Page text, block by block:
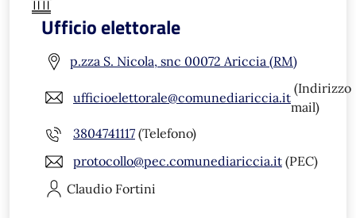
Ufficio elettorale
p.zza S. Nicola, snc 00072 Ariccia (RM)
ufficioelettorale@comunediariccia.it
(Indirizzo
mail)
3804741117 (Telefono)
protocollo@pec.comunediariccia.it (PEC)
Claudio Fortini